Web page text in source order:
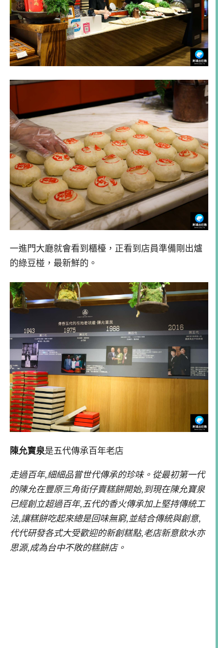
一進門大廳就會看到櫃檯，正看到店員準備剛出爐
的綠豆椪，最新鮮的。
陳允寶泉是五代傳承百年老店
走過百年,細細品嘗世代傳承的珍味。從最初第一代
的陳允在豐原三角街仔賣糕餅開始,到現在陳允寶泉
已經創立超過百年,五代的香火傳承加上堅持傳統工
法,讓糕餅吃起來總是回味無窮,並結合傳統與創意,
代代研發各式大受歡迎的新創糕點,老店新意飲水亦
思源,成為台中不敗的糕餅店。